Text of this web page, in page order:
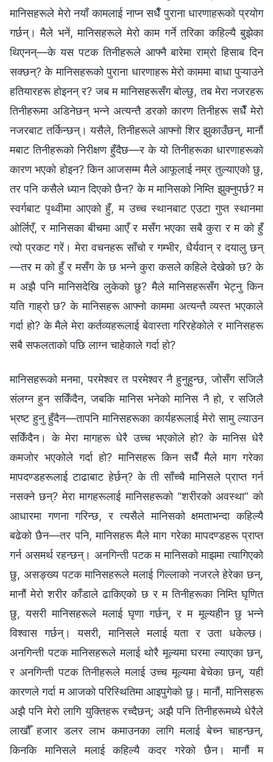
मानिसहरूले मेरो नयाँ कामलाई नाप्न सधैँ पुराना धारणाहरूको प्रयोग
गर्छन्। मैले भनें, मानिसहरूले मेरो काम गर्ने तरिका कहिल्यै बुझेका
थिएनन्—के यस पटक तिनीहरूले आफ्नै बारेमा राम्रो हिसाब दिन
सक्छन्? के मानिसहरूको पुराना धारणाहरू मेरो काममा बाधा पुऱ्याउने
हतियारहरू होइनन् र? जब म मानिसहरूसँग बोल्छु, तब मेरा नजरहरू
तिनीहरूमा अडिनेछन् भन्‍ने अत्यन्तै डरको कारण तिनीहरू सधैँ मेरो
नजरबाट तर्किन्छन्। यसैले, तिनीहरूले आफ्नो शिर झुकाउँछन्, मानौं
मबाट तिनीहरूको निरीक्षण हुँदैछ—र के यो तिनीहरूका धारणाहरूको
कारण भएको होइन? किन आजसम्म मैले आफूलाई नम्र तुल्याएको छु,
तर पनि कसैले ध्यान दिएको छैन? के म मानिसको निम्ति झुक्नुपर्छ? म
स्वर्गबाट पृथ्वीमा आएको हुँ, म उच्‍च स्थानबाट एउटा गुप्त स्थानमा
ओर्लिएँ, र मानिसका बीचमा आएँ र मसँग भएका सबै कुरा र म को हुँ
त्यो प्रकट गरें। मेरा वचनहरू साँचो र गम्भीर, धैर्यवान् र दयालु छन्
—तर म को हुँ र मसँग के छ भन्‍ने कुरा कसले कहिले देखेको छ? के
म अझै पनि मानिसदेखि लुकेको छु? मैले मानिसहरूसँग भेट्नु किन
यति गाह्रो छ? के मानिसहरू आफ्नो काममा अत्यन्तै व्यस्त भएकाले
गर्दा हो? के मैले मेरा कर्तव्यहरूलाई बेवास्ता गरिरहेकोले र मानिसहरू
सबै सफलताको पछि लाग्‍न चाहेकाले गर्दा हो?
मानिसहरूको मनमा, परमेश्‍वर त परमेश्‍वर नै हुनुहुन्छ, जोसँग सजिलै
संलग्न हुन सकिँदैन, जबकि मानिस भनेको मानिस नै हो, र सजिलै
भ्रष्ट हुनु हुँदैन—तापनि मानिसहरूका कार्यहरूलाई मेरो सामु ल्याउन
सकिँदैन। के मेरा मागहरू धेरै उच्च भएकोले हो? के मानिस धेरै
कमजोर भएकोले गर्दा हो? मानिसहरू किन सधैँ मैले माग गरेका
मापदण्डहरूलाई टाढाबाट हेर्छन्? के ती साँच्चै मानिसले प्राप्त गर्न
नसक्ने छन्? मेरा मागहरूलाई मानिसहरूको “शरीरको अवस्था” को
आधारमा गणना गरिन्छ, र त्यसैले मानिसको क्षमताभन्दा कहिल्यै
बढेको छैन—तर पनि, मानिसहरू मैले माग गरेका मापदण्डहरू प्राप्त
गर्न असमर्थ रहन्छन्। अनगिन्ती पटक म मानिसको माझमा त्यागिएको
छु, असङ्ख्य पटक मानिसहरूले मलाई गिल्लाको नजरले हेरेका छन्,
मानौं मेरो शरीर काँडाले ढाकिएको छ र म तिनीहरूका निम्ति घृणित
छु, यसरी मानिसहरूले मलाई घृणा गर्छन्, र म मूल्यहीन छु भन्‍ने
विश्‍वास गर्छन्। यसरी, मानिसले मलाई यता र उता धकेल्छ।
अनगिन्ती पटक मानिसहरूले मलाई थोरै मूल्यमा घरमा ल्याएका छन्,
र अनगिन्ती पटक तिनीहरूले मलाई उच्च मूल्यमा बेचेका छन्, यही
कारणले गर्दा म आजको परिस्थितिमा आइपुगेको छु। मानौं, मानिसहरू
अझै पनि मेरो लागि युक्तिहरू रच्दैछन्; अझै पनि तिनीहरूमध्ये धेरैले
लाखौँ हजार डलर लाभ कमाउनका लागि मलाई बेच्न चाहन्छन्,
किनकि मानिसले मलाई कहिल्यै कदर गरेको छैन। मानौं म